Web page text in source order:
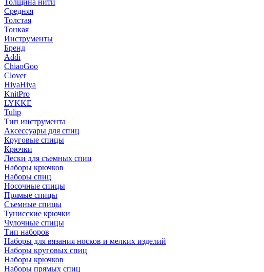
Толщина нити
Средняя
Толстая
Тонкая
Инструменты
Бренд
Addi
ChiaoGoo
Clover
HiyaHiya
KnitPro
LYKKE
Tulip
Тип инструмента
Аксессуары для спиц
Круговые спицы
Крючки
Лески для съемных спиц
Наборы крючков
Наборы спиц
Носочные спицы
Прямые спицы
Съемные спицы
Тунисские крючки
Чулочные спицы
Тип наборов
Наборы для вязания носков и мелких изделий
Наборы круговых спиц
Наборы крючков
Наборы прямых спиц